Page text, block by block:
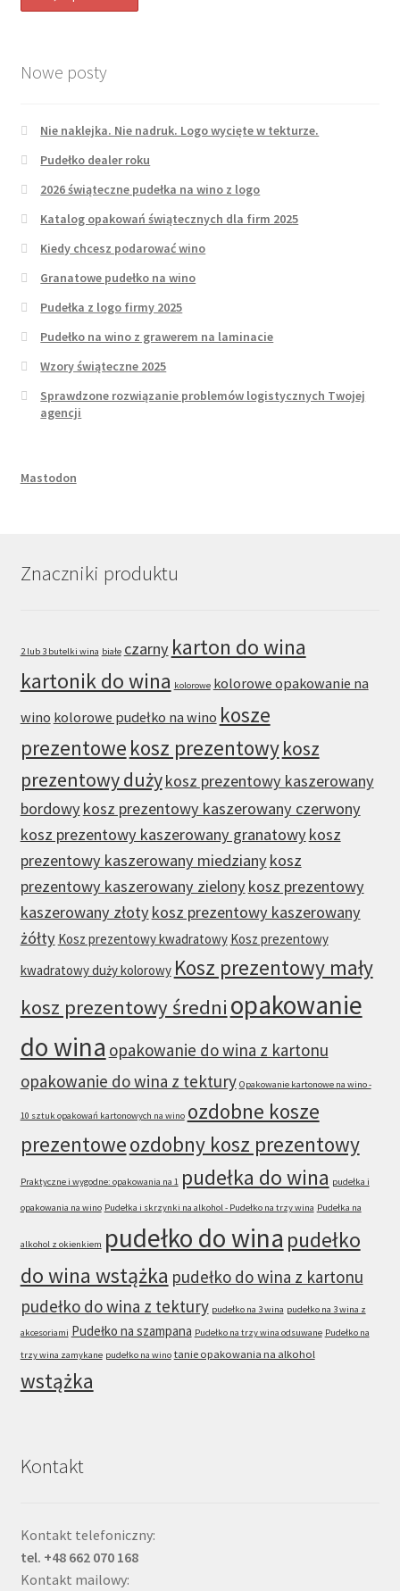
Nowe posty
Nie naklejka. Nie nadruk. Logo wycięte w tekturze.
Pudełko dealer roku
2026 świąteczne pudełka na wino z logo
Katalog opakowań świątecznych dla firm 2025
Kiedy chcesz podarować wino
Granatowe pudełko na wino
Pudełka z logo firmy 2025
Pudełko na wino z grawerem na laminacie
Wzory świąteczne 2025
Sprawdzone rozwiązanie problemów logistycznych Twojej
agencji
Mastodon
Znaczniki produktu
2 lub 3 butelki wina białe czarny karton do wina
kartonik do wina kolorowe kolorowe opakowanie na
wino kolorowe pudełko na wino kosze
prezentowe kosz prezentowykosz
prezentowy dużykosz prezentowy kaszerowany
bordowykosz prezentowy kaszerowany czerwony
kosz prezentowy kaszerowany granatowykosz
prezentowy kaszerowany miedzianykosz
prezentowy kaszerowany zielonykosz prezentowy
kaszerowany złotykosz prezentowy kaszerowany
żółty Kosz prezentowy kwadratowy Kosz prezentowy
kwadratowy duży kolorowy Kosz prezentowy mały
kosz prezentowy średni opakowanie
do wina opakowanie do wina z kartonu
opakowanie do wina z tektury Opakowanie kartonowe na wino -
10 sztuk opakowań kartonowych na wino ozdobne kosze
prezentoweozdobny kosz prezentowy
Praktyczne i wygodne: opakowania na 1 pudełka do wina pudełka i
opakowania na wino Pudełka i skrzynki na alkohol - Pudełko na trzy wina Pudełka na
alkohol z okienkiem pudełko do wina pudełko
do wina wstążka pudełko do wina z kartonu
pudełko do wina z tektury pudełko na 3 wina pudełko na 3 wina z
akcesoriami Pudełko na szampana Pudełko na trzy wina odsuwane Pudełko na
trzy wina zamykane pudełko na wino tanie opakowania na alkohol
wstążka
Kontakt
Kontakt telefoniczny:
tel. +48 662 070 168
Kontakt mailowy: